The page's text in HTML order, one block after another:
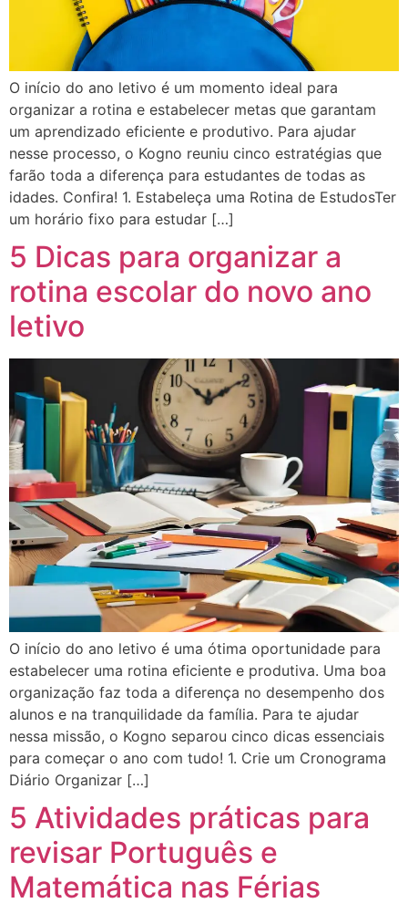
O início do ano letivo é um momento ideal para
organizar a rotina e estabelecer metas que garantam
um aprendizado eficiente e produtivo. Para ajudar
nesse processo, o Kogno reuniu cinco estratégias que
farão toda a diferença para estudantes de todas as
idades. Confira! 1. Estabeleça uma Rotina de EstudosTer
um horário fixo para estudar […]
5 Dicas para organizar a
rotina escolar do novo ano
letivo
O início do ano letivo é uma ótima oportunidade para
estabelecer uma rotina eficiente e produtiva. Uma boa
organização faz toda a diferença no desempenho dos
alunos e na tranquilidade da família. Para te ajudar
nessa missão, o Kogno separou cinco dicas essenciais
para começar o ano com tudo! 1. Crie um Cronograma
Diário Organizar […]
5 Atividades práticas para
revisar Português e
Matemática nas Férias